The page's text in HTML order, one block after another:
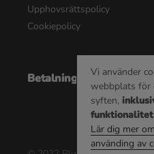
Upphovsrättspolicy
Cookiepolicy
Betalningsalternativ
Vi använder
webbplats för
syften,
funktionalitet
Lär dig mer
använding av